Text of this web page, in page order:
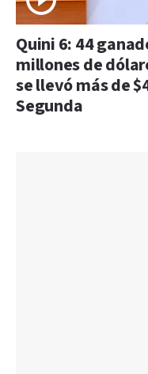
Quini 6: 44
millones de
se llevó más de
Segunda